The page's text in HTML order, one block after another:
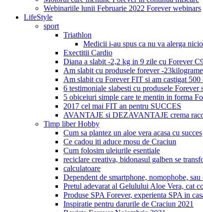
Webinariile lunii Februarie 2022 Forever webinars
LifeStyle
sport
Triathlon
Medicii i-au spus ca nu va alerga
Exectitii Cardio
Diana a slabit -2,2 kg in 9 zile cu Forever
Am slabit cu produsele forever -23kilograme
Am slabit cu Forever FIT si am castigat 500
6 testimoniale slabesti cu produsele Forever
5 obiceiuri simple care te mentin in forma
2017 cel mai FIT an pentru SUCCES
AVANTAJE si DEZAVANTAJE crema
Timp liber Hobby
Cum sa plantez un aloe vera acasa cu succes
Ce cadou iti aduce mosu de Craciun
Cum folosim uleiurile esentiale
reciclare creativa, bidonasul galben se
calculatoare
Dependent de smartphone, nomophobe,
Pretul adevarat al Gelulului Aloe Vera, cat
Produse SPA Forever, experienta SPA in
Inspiratie pentru darurile de Craciun 2021